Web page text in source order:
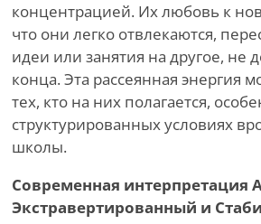
концентрацией. Их любовь к
что они легко отвлекаются,
идеи или занятия на другое, не
конца. Эта рассеянная энергия
тех, кто на них полагается,
структурированных условиях
школы.
Современная интерпретация
Экстравертированный и